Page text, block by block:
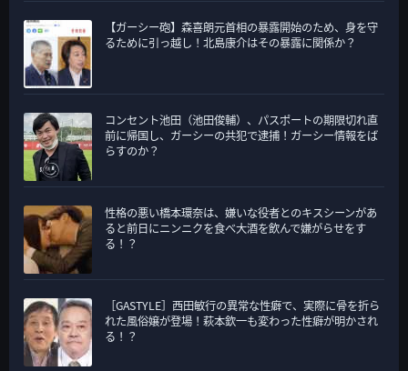
【ガーシー砲】森喜朗元首相の暴露開始のため、身を守
るために引っ越し！北島康介はその暴露に関係か？
コンセント池田（池田俊輔）、パスポートの期限切れ直
前に帰国し、ガーシーの共犯で逮捕！ガーシー情報をば
らすのか？
性格の悪い橋本環奈は、嫌いな役者とのキスシーンがあ
ると前日にニンニクを食べ大酒を飲んで嫌がらせをす
る！？
［GASTYLE］西田敏行の異常な性癖で、実際に骨を折ら
れた風俗嬢が登場！萩本欽一も変わった性癖が明かされ
る！？